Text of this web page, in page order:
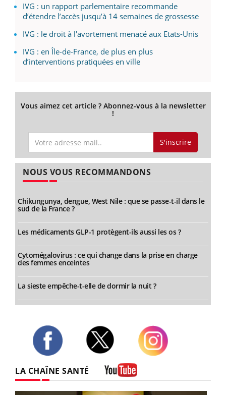
IVG : un rapport parlementaire recommande
d’étendre l’accès jusqu’à 14 semaines de grossesse
IVG : le droit à l'avortement menacé aux Etats-Unis
IVG : en Île-de-France, de plus en plus
d’interventions pratiquées en ville
Vous aimez cet article ? Abonnez-vous à la newsletter
!
S'inscrire
NOUS VOUS RECOMMANDONS
Chikungunya, dengue, West Nile : que se passe-t-il dans le
sud de la France ?
Les médicaments GLP-1 protègent-ils aussi les os ?
Cytomégalovirus : ce qui change dans la prise en charge
des femmes enceintes
La sieste empêche-t-elle de dormir la nuit ?
LA CHAÎNE SANTÉ